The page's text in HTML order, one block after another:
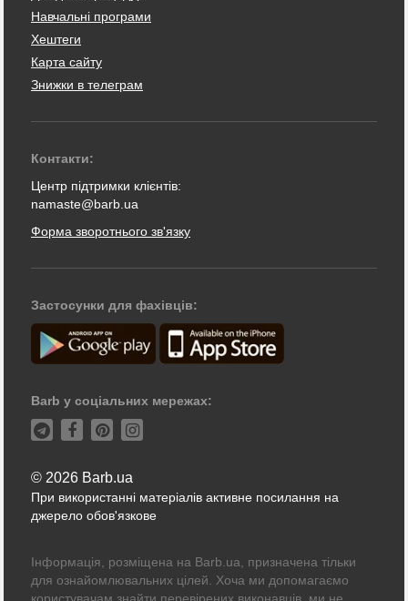
Навчальні програми
Хештеги
Карта сайту
Знижки в телеграм
Контакти:
Центр підтримки клієнтів:
namaste@barb.ua
Форма зворотнього зв'язку
Застосунки для фахівців:
Barb у соціальних мережах:
© 2026 Barb.ua
При використанні матеріалів активне посилання на
джерело обов'язкове
Інформація, розміщена на Barb.ua, призначена тільки
для ознайомлювальних цілей. Хоча ми допомагаємо
користувачам знайти перевірених виконавців, ми не